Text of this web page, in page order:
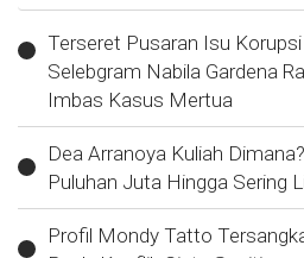
Terseret Pusaran Isu
Selebgram Nabila Gardena
Imbas Kasus Mertua
Dea Arranoya Kuliah
Puluhan Juta Hingga Sering
Profil Mondy Tatto